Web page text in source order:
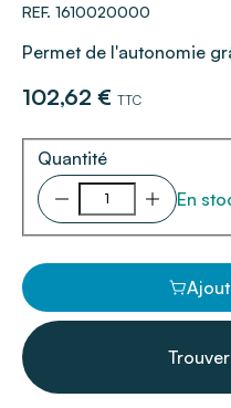
REF. 1610020000
Permet de l'autonomie
102,62 € TTC
Quantité
En